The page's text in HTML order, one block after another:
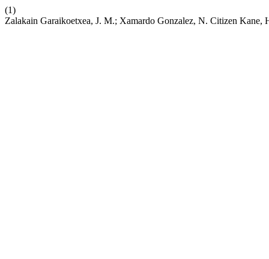
(1)
Zalakain Garaikoetxea, J. M.; Xamardo Gonzalez, N. Citizen Kane,